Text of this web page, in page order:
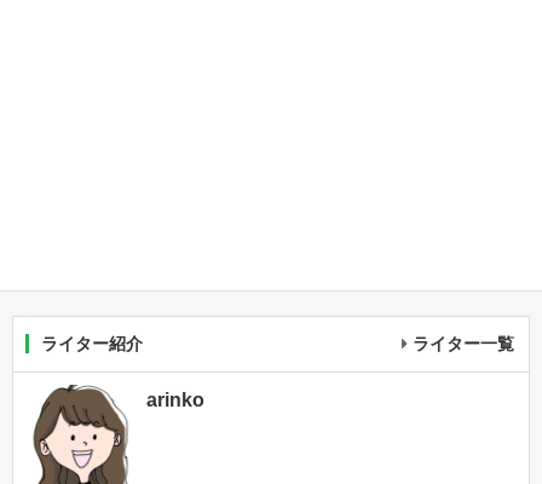
ライター紹介 ライター一覧
arinko